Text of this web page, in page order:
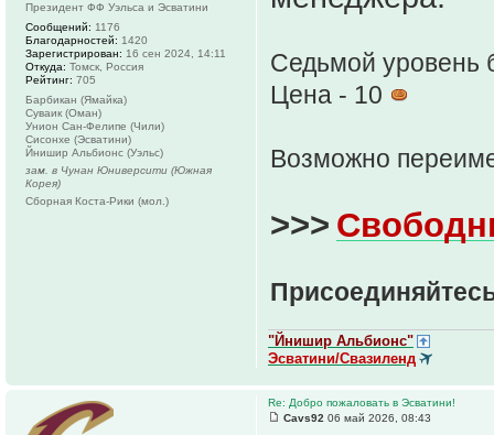
Седьмой уровень
Цена - 10
Возможно
>>>
"Йнишир Альбионс"
Эсватини/Свазиленд
Президент ФФ Уэльса и Эсватини
Сообщений: 1176
Благодарностей: 1420
Зарегистрирован: 16 сен 2024, 14:11
Откуда: Томск, Россия
Рейтинг: 705
Барбикан (Ямайка)
Суваик (Оман)
Унион Сан-Фелипе (Чили)
Сисонхе (Эсватини)
Йнишир Альбионс (Уэльс)
зам. в Чунан Юниверсити (Южная
Корея)
Сборная Коста-Рики (мол.)
Re: Добро пожаловать в Эсватини!
Cavs92 06 май 2026, 08:43